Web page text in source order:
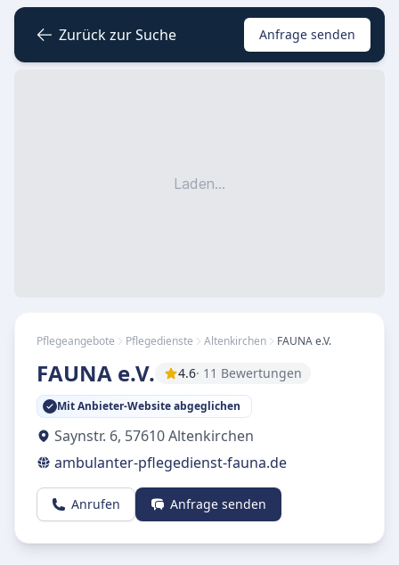
Zurück zur Suche Anfrage senden
Laden...
Pflegeangebote Pflegedienste Altenkirchen FAUNA e.V.
FAUNA e.V. 4.6· 11 Bewertungen
Mit Anbieter-Website abgeglichen
Saynstr. 6, 57610Altenkirchen
ambulanter-pflegedienst-fauna.de
Anrufen Anfrage senden